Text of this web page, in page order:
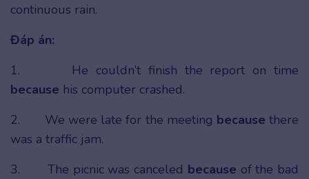
continuous rain.
Đáp án:
1. He couldn’t finish the report on time
because his computer crashed.
2. We were late for the meeting because there
was a traffic jam.
3. The picnic was canceled because of the bad